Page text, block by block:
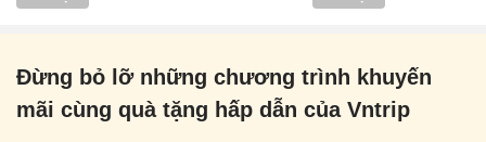
Đừng bỏ lỡ những chương trình khuyến
mãi cùng quà tặng hấp dẫn của Vntrip